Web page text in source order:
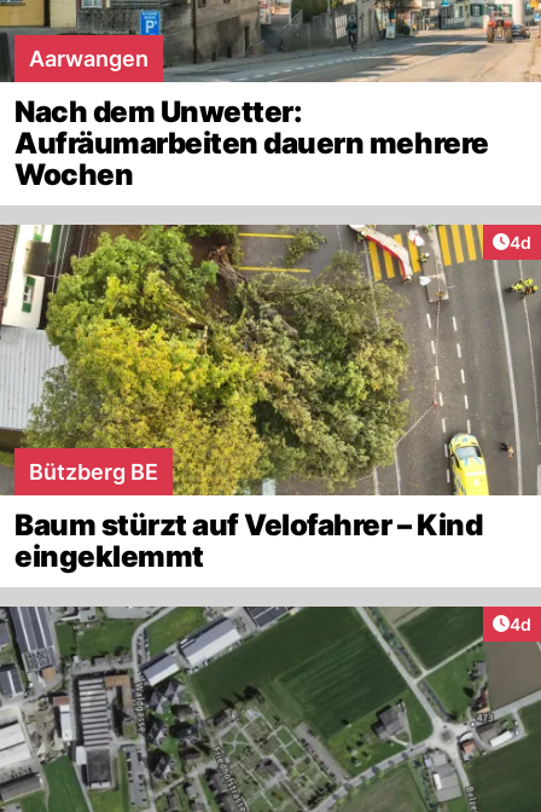
Aarwangen
Nach dem Unwetter:
Aufräumarbeiten dauern mehrere
Wochen
4d
Bützberg BE
Baum stürzt auf Velofahrer – Kind
eingeklemmt
4d